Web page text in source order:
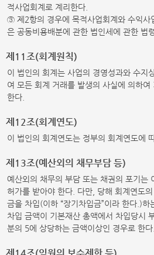
적사업회계로 계리한다.
③ 제2항의 경우에 목적사업회계와 수익사
은 공동비용배분에 관한 법인세에 관한 법
제11조(회계원칙)
이 법인의 회계는 사업의 경영성과와 수지
여 모든 회계 거래를 발생의 사실에 의하여
한다.
제12조(회계연도)
이 법인의 회계연도는 정부의 회계연도에
제13조(예산외의 채무부담 등)
예산외의 채무의 부담 또는 채권의 포기는
허가를 받아야 한다. 다만, 당해 회계연도
금을 차입(이하 “장기차입금”이라 한다.)하
차입 금액이 기본재산 총액에서 차입당시
분의 5에 상당하는 금액이상인 경우로 한다.